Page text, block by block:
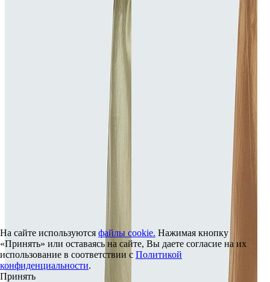
На сайте используются файлы cookie. Нажимая кнопку
«Принять» или оставаясь на сайте, Вы даете согласие на их
использование в соответствии с Политикой
конфиденциальности.
Принять